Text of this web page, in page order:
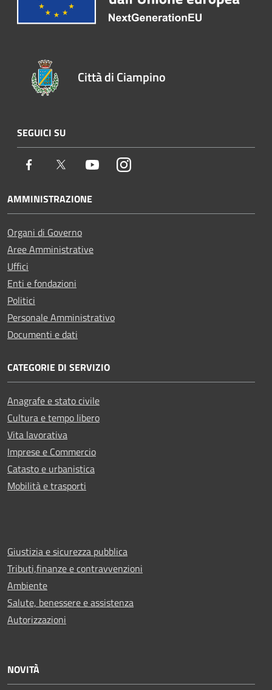
Città di Ciampino
SEGUICI SU
Facebook Twitter YoutubeInstagram
AMMINISTRAZIONE
Organi di Governo
Aree Amministrative
Uffici
Enti e fondazioni
Politici
Personale Amministrativo
Documenti e dati
CATEGORIE DI SERVIZIO
Anagrafe e stato civile
Cultura e tempo libero
Vita lavorativa
Imprese e Commercio
Catasto e urbanistica
Mobilità e trasporti
Giustizia e sicurezza pubblica
Tributi,finanze e contravvenzioni
Ambiente
Salute, benessere e assistenza
Autorizzazioni
NOVITÀ